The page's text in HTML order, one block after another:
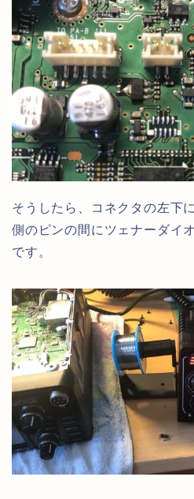
そうしたら、コネクタの左下
側のピンの間にツェナーダイ
です。